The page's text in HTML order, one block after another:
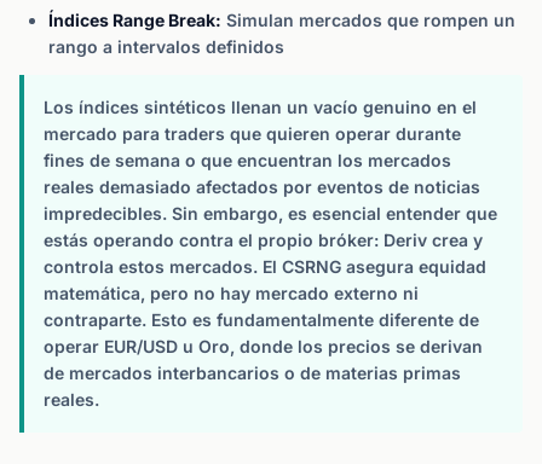
Índices Range Break: Simulan mercados que rompen un
rango a intervalos definidos
Los índices sintéticos llenan un vacío genuino en el
mercado para traders que quieren operar durante
fines de semana o que encuentran los mercados
reales demasiado afectados por eventos de noticias
impredecibles. Sin embargo, es esencial entender que
estás operando contra el propio bróker: Deriv crea y
controla estos mercados. El CSRNG asegura equidad
matemática, pero no hay mercado externo ni
contraparte. Esto es fundamentalmente diferente de
operar EUR/USD u Oro, donde los precios se derivan
de mercados interbancarios o de materias primas
reales.